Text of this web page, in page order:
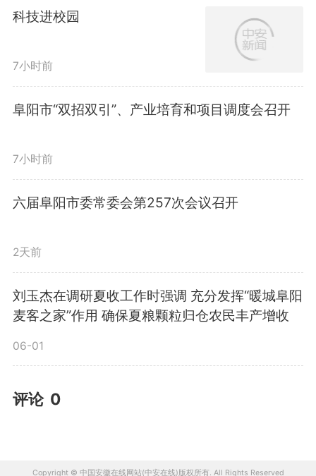
科技进校园
7小时前
阜阳市“双招双引”、产业培育和项目调度会召开
7小时前
六届阜阳市委常委会第257次会议召开
2天前
刘玉杰在调研夏收工作时强调 充分发挥“暖城阜阳
麦客之家”作用 确保夏粮颗粒归仓农民丰产增收
06-01
评论 0
Copyright © 中国安徽在线网站(中安在线)版权所有. All Rights Reserved